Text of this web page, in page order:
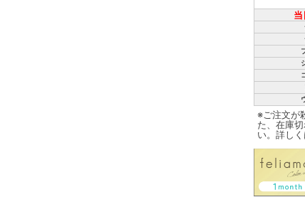
※ご注文が
た、在庫
い。詳しく